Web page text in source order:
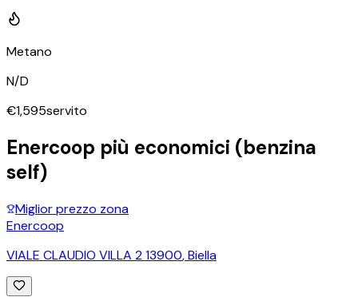
Metano
N/D
€1,595servito
Enercoop più economici (benzina
self)
Miglior prezzo zona
Enercoop
VIALE CLAUDIO VILLA 2 13900,Biella